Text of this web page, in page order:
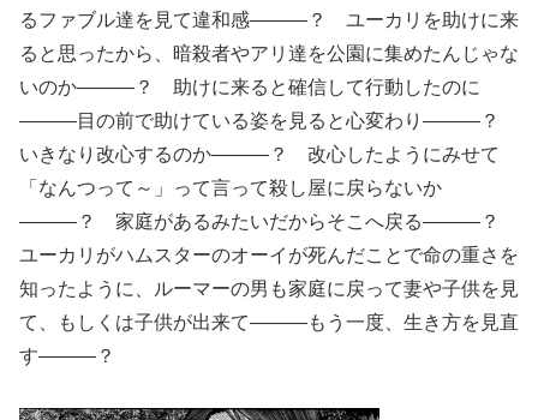
るファブル達を見て違和感―――？ ユーカリを助けに来
ると思ったから、暗殺者やアリ達を公園に集めたんじゃな
いのか―――？ 助けに来ると確信して行動したのに
―――目の前で助けている姿を見ると心変わり―――？
いきなり改心するのか―――？ 改心したようにみせて
「なんつって～」って言って殺し屋に戻らないか
―――？ 家庭があるみたいだからそこへ戻る―――？
ユーカリがハムスターのオーイが死んだことで命の重さを
知ったように、ルーマーの男も家庭に戻って妻や子供を見
て、もしくは子供が出来て―――もう一度、生き方を見直
す―――？